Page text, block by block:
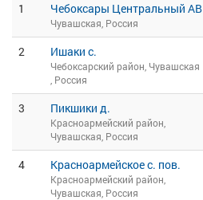
1
Чебоксары Центральный АВ
Чувашская, Россия
2 Ишаки с.
Чебоксарский район, Чувашская
, Россия
3 Пикшики д.
Красноармейский район,
Чувашская, Россия
4 Красноармейское с. пов.
Красноармейский район,
Чувашская, Россия